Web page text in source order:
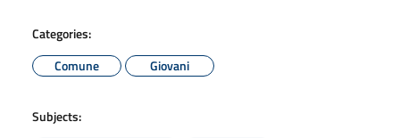
Categories:
Comune
Giovani
Subjects: